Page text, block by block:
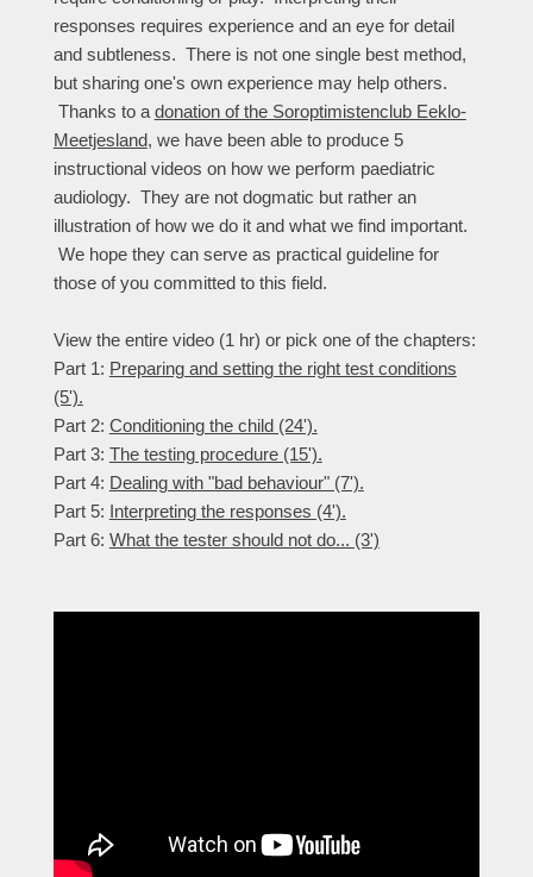
responses requires experience and an eye for detail
and subtleness. There is not one single best method,
but sharing one's own experience may help others.
Thanks to a donation of the Soroptimistenclub Eeklo-
Meetjesland, we have been able to produce 5
instructional videos on how we perform paediatric
audiology. They are not dogmatic but rather an
illustration of how we do it and what we find important.
We hope they can serve as practical guideline for
those of you committed to this field.
View the entire video (1 hr) or pick one of the chapters:
Part 1: Preparing and setting the right test conditions
(5').
Part 2: Conditioning the child (24').
Part 3: The testing procedure (15').
Part 4: Dealing with "bad behaviour" (7').
Part 5: Interpreting the responses (4').
Part 6: What the tester should not do... (3')